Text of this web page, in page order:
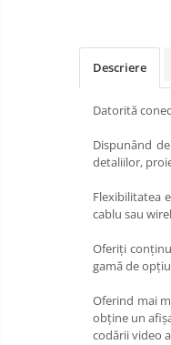
Videoconferinta si
Camere Videoconferinta
Ochelari VR-3D
Kit Robotic Educational
Software Educational
Oferta Mobilier Clasa
Table/Display-uri
Table Interactive
Display-uri Interactive
Accesorii/Standuri
Descriere
Datorită
Dispunând
detaliilor,
Flexibilitatea
cablu sau
Oferiți
gamă de
Oferind mai
obține un
codării video